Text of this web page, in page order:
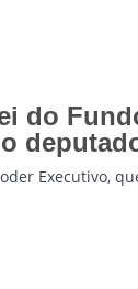
do
Executivo,